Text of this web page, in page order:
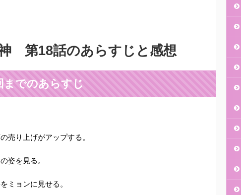
第18話のあらすじと感想
までのあらすじ
売り上げがアップする。
姿を見る。
ミョンに見せる。